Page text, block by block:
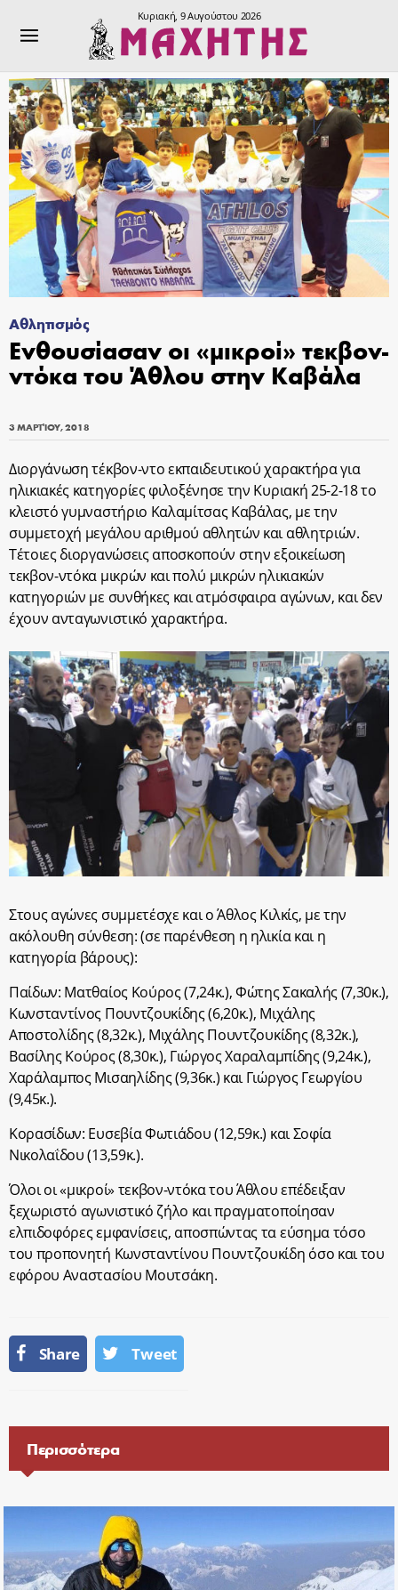
Κυριακή, 9 Αυγούστου 2026
Αθλητισμός
Ενθουσίασαν οι «μικροί» τεκβον-
ντόκα του Άθλου στην Καβάλα
3 ΜΑΡΤΊΟΥ, 2018
Διοργάνωση τέκβον-ντο εκπαιδευτικού χαρακτήρα για
ηλικιακές κατηγορίες φιλοξένησε την Κυριακή 25-2-18 το
κλειστό γυμναστήριο Καλαμίτσας Καβάλας, με την
συμμετοχή μεγάλου αριθμού αθλητών και αθλητριών.
Τέτοιες διοργανώσεις αποσκοπούν στην εξοικείωση
τεκβον-ντόκα μικρών και πολύ μικρών ηλικιακών
κατηγοριών με συνθήκες και ατμόσφαιρα αγώνων, και δεν
έχουν ανταγωνιστικό χαρακτήρα.
Στους αγώνες συμμετέσχε και ο Άθλος Κιλκίς, με την
ακόλουθη σύνθεση: (σε παρένθεση η ηλικία και η
κατηγορία βάρους):
Παίδων: Ματθαίος Κούρος (7,24κ.), Φώτης Σακαλής (7,30κ.),
Κωνσταντίνος Πουντζουκίδης (6,20κ.), Μιχάλης
Αποστολίδης (8,32κ.), Μιχάλης Πουντζουκίδης (8,32κ.),
Βασίλης Κούρος (8,30κ.), Γιώργος Χαραλαμπίδης (9,24κ.),
Χαράλαμπος Μισαηλίδης (9,36κ.) και Γιώργος Γεωργίου
(9,45κ.).
Κορασίδων: Ευσεβία Φωτιάδου (12,59κ.) και Σοφία
Νικολαΐδου (13,59κ.).
Όλοι οι «μικροί» τεκβον-ντόκα του Άθλου επέδειξαν
ξεχωριστό αγωνιστικό ζήλο και πραγματοποίησαν
ελπιδοφόρες εμφανίσεις, αποσπώντας τα εύσημα τόσο
του προπονητή Κωνσταντίνου Πουντζουκίδη όσο και του
εφόρου Αναστασίου Μουτσάκη.
Share Tweet
Περισσότερα